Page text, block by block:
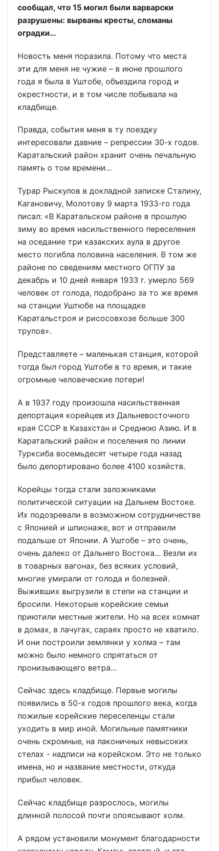
сообщал, что 15 могил были варварски
разрушены: вырваны кресты, сломаны
оградки…
Новость меня поразила. Потому что места
эти для меня не чужие – в июне прошлого
года я была в Уштобе, объездила город и
окрестности, и в том числе побывала на
кладбище.
Правда, события меня в ту поездку
интересовали давние – репрессии 30-х годов.
Каратальский район хранит очень печальную
память о том времени…
Турар Рыскулов в докладной записке Сталину,
Кагановичу, Молотову 9 марта 1933-го года
писал: «В Каратальском районе в прошлую
зиму во время насильственного переселения
на оседание три казакских аула в другое
место погибла половина населения. В том же
районе по сведениям местного ОГПУ за
декабрь и 10 дней января 1933 г. умерло 569
человек от голода, подобрано за то же время
на станции Уштюбе на площадке
Каратальстроя и рисосовхозе больше 300
трупов».
Представляете – маленькая станция, которой
тогда был город Уштобе в то время, и такие
огромные человеческие потери!
А в 1937 году произошла насильственная
депортация корейцев из Дальневосточного
края СССР в Казахстан и Среднюю Азию. И в
Каратальский район и поселения по линии
Турксиба восемьдесят четыре года назад
было депортировано более 4100 хозяйств.
Корейцы тогда стали заложниками
политической ситуации на Дальнем Востоке.
Их подозревали в возможном сотрудничестве
с Японией и шпионаже, вот и отправили
подальше от Японии. А Уштобе – это очень,
очень далеко от Дальнего Востока… Везли их
в товарных вагонах, без всяких условий,
многие умирали от голода и болезней.
Выживших выгрузили в степи на станции и
бросили. Некоторые корейские семьи
приютили местные жители. Но на всех комнат
в домах, в лачугах, сараях просто не хватило.
И они построили землянки у холма – там
можно было немного спрятаться от
пронизывающего ветра…
Сейчас здесь кладбище. Первые могилы
появились в 50-х годов прошлого века, когда
пожилые корейские переселенцы стали
уходить в мир иной. Могильные памятники
очень скромные, на лаконичных невысоких
стелах - надписи на корейском. Это не только
имена, но и название местности, откуда
прибыл человек.
Сейчас кладбище разрослось, могилы
длинной полосой почти опоясывают холм.
А рядом установили монумент благодарности